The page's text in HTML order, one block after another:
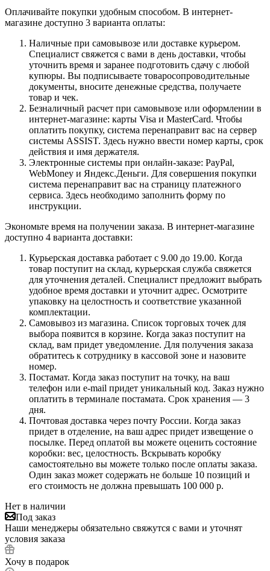
Оплачивайте покупки удобным способом. В интернет-
магазине доступно 3 варианта оплаты:
Наличные при самовывозе или доставке курьером.
Специалист свяжется с вами в день доставки, чтобы
уточнить время и заранее подготовить сдачу с любой
купюры. Вы подписываете товаросопроводительные
документы, вносите денежные средства, получаете
товар и чек.
Безналичный расчет при самовывозе или оформлении в
интернет-магазине: карты Visa и MasterCard. Чтобы
оплатить покупку, система перенаправит вас на сервер
системы ASSIST. Здесь нужно ввести номер карты, срок
действия и имя держателя.
Электронные системы при онлайн-заказе: PayPal,
WebMoney и Яндекс.Деньги. Для совершения покупки
система перенаправит вас на страницу платежного
сервиса. Здесь необходимо заполнить форму по
инструкции.
Экономьте время на получении заказа. В интернет-магазине
доступно 4 варианта доставки:
Курьерская доставка работает с 9.00 до 19.00. Когда
товар поступит на склад, курьерская служба свяжется
для уточнения деталей. Специалист предложит выбрать
удобное время доставки и уточнит адрес. Осмотрите
упаковку на целостность и соответствие указанной
комплектации.
Самовывоз из магазина. Список торговых точек для
выбора появится в корзине. Когда заказ поступит на
склад, вам придет уведомление. Для получения заказа
обратитесь к сотруднику в кассовой зоне и назовите
номер.
Постамат. Когда заказ поступит на точку, на ваш
телефон или e-mail придет уникальный код. Заказ нужно
оплатить в терминале постамата. Срок хранения — 3
дня.
Почтовая доставка через почту России. Когда заказ
придет в отделение, на ваш адрес придет извещение о
посылке. Перед оплатой вы можете оценить состояние
коробки: вес, целостность. Вскрывать коробку
самостоятельно вы можете только после оплаты заказа.
Один заказ может содержать не больше 10 позиций и
его стоимость не должна превышать 100 000 р.
Нет в наличии
Под заказ
Наши менеджеры обязательно свяжутся с вами и уточнят
условия заказа
Хочу в подарок